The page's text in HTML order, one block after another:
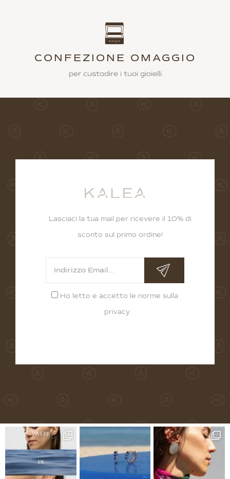
CONFEZIONE OMAGGIO
per custodire i tuoi gioielli
Lasciaci la tua mail per ricevere il 10% di
sconto sul primo ordine!
Ho letto e accetto le norme sulla
privacy.